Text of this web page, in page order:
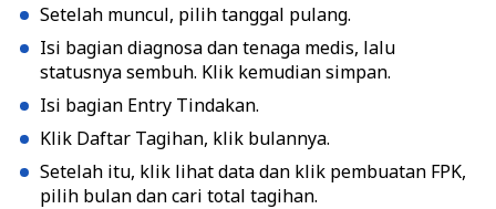
Setelah muncul, pilih tanggal pulang.
Isi bagian diagnosa dan tenaga medis, lalu
statusnya sembuh. Klik kemudian simpan.
Isi bagian Entry Tindakan.
Klik Daftar Tagihan, klik bulannya.
Setelah itu, klik lihat data dan klik pembuatan FPK,
pilih bulan dan cari total tagihan.